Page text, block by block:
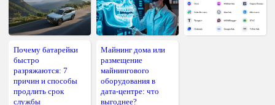
Почему батарейки
быстро
разряжаются: 7
причин и способы
продлить срок
службы
Майнинг дома или
размещение
майнингового
оборудования в
дата-центре: что
выгоднее?